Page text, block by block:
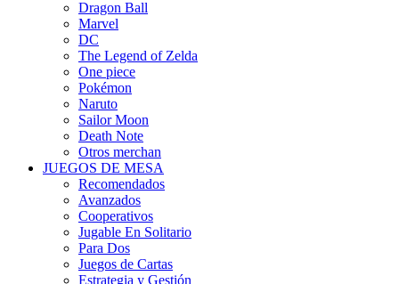
Dragon Ball
Marvel
DC
The Legend of Zelda
One piece
Pokémon
Naruto
Sailor Moon
Death Note
Otros merchan
JUEGOS DE MESA
Recomendados
Avanzados
Cooperativos
Jugable En Solitario
Para Dos
Juegos de Cartas
Estrategia y Gestión